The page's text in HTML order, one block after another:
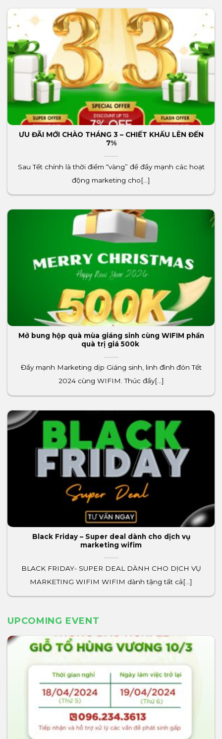
ƯU ĐÃI MỚI CHÀO THÁNG 3 – CHIẾT KHẤU LÊN ĐẾN
7%
Sau Tết chính là thời điểm “vàng” để đẩy mạnh các hoạt
động marketing cho[...]
Mở bung hộp quà mùa giáng sinh cùng WIFIM phần
quà trị giá 500k
Đẩy mạnh Marketing dịp Giáng sinh, linh đình đón Tết
2024 cùng WIFIM. Thúc đẩy[...]
Black Friday – Super deal dành cho dịch vụ
marketing wifim
BLACK FRIDAY- SUPER DEAL DÀNH CHO DỊCH VỤ
MARKETING WIFIM WIFIM dành tặng tất cả[...]
UPCOMING EVENT